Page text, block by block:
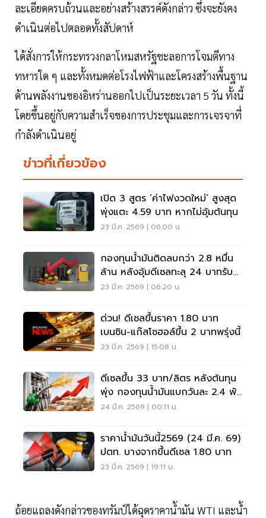
ละเอียดครบถ้วนและอย่างสร้างสรรค์ดังกล่าว ซึ่งจะยังคง
ดำเนินต่อไปตลอดทั้งสัปดาห์
ได้สั่งการให้กระทรวงกลาโหมสหรัฐชะลอการโจมตีทาง
ทหารใด ๆ และทั้งหมดต่อโรงไฟฟ้าและโครงสร้างพื้นฐาน
ด้านพลังงานของอิหร่านออกไปเป็นระยะเวลา 5 วัน ทั้งนี้
โดยขึ้นอยู่กับความสำเร็จของการประชุมและการเจรจาที่
กำลังดำเนินอยู่
ข่าวที่เกี่ยวข้อง
เปิด 3 สูตร ’ค่าไฟงวดใหม่’ สูงสุด
พุ่งแตะ 4.59 บาท หากไม่อุ้มต้นทุน
23 มี.ค. 2569 | 06:00 น.
กองทุนน้ำมันติดลบกว่า 2.8 หมื่น
ล้าน หลังอุ้มดีเซลทะลุ 24 บาทรับ
วิกฤตราคาโลก
23 มี.ค. 2569 | 06:20 น.
ด่วน! ดีเซลขึ้นราคา 1.80 บาท
เบนซิน-แก๊สโซฮอล์ขึ้น 2 บาทพรุ่งนี้
23 มี.ค. 2569 | 15:08 น.
ดีเซลขึ้น 33 บาท/ลิตร หลังต้นทุน
พุ่ง กองทุนน้ำมันแบกวันละ 2.4 พัน
ล้าน
24 มี.ค. 2569 | 00:11 น.
ราคาน้ำมันวันนี้2569 (24 มี.ค. 69)
ปตท. บางจากขึ้นดีเซล 1.80 บาท
23 มี.ค. 2569 | 19:11 น.
ถ้อยแถลงดังกล่าวของทรัมป์ได้ฉุดราคาน้ำมัน WTI และน้ำ